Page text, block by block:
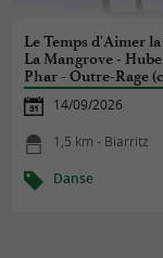
Le Temps d'Aimer
La Mangrove -
Phar - Outre-Rage
14/09/2026
1,5 km - Biarritz
Danse